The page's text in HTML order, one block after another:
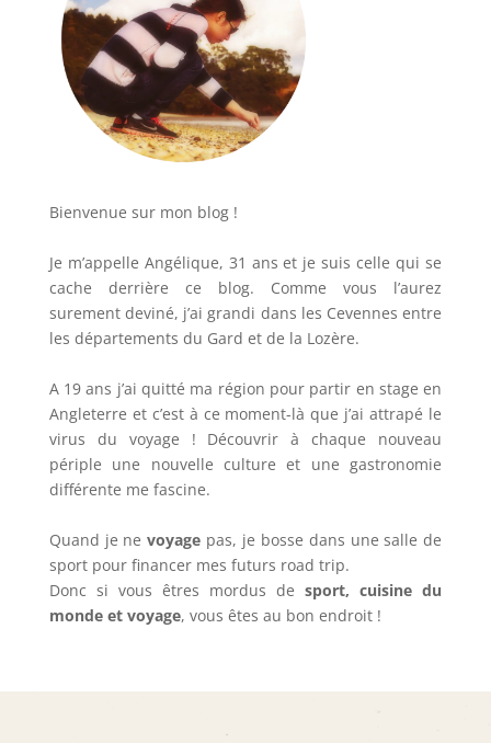
Bienvenue sur mon blog !
Je m’appelle Angélique, 31 ans et je suis celle qui se
cache derrière ce blog. Comme vous l’aurez
surement deviné, j’ai grandi dans les Cevennes entre
les départements du Gard et de la Lozère.
A 19 ans j’ai quitté ma région pour partir en stage en
Angleterre et c’est à ce moment-là que j’ai attrapé le
virus du voyage ! Découvrir à chaque nouveau
périple une nouvelle culture et une gastronomie
différente me fascine.
Quand je nevoyage pas, je bosse dans une salle de
sport pour financer mes futurs road trip.
Donc si vous êtres mordus desport, cuisine du
monde et voyage, vous êtes au bon endroit !